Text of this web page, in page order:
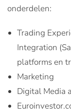
onderdelen:
Trading
Integration
platforms en
Marketing
Digital Media